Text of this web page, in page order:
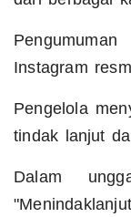
Instagram
Pengelola
tindak lanjut
Dalam